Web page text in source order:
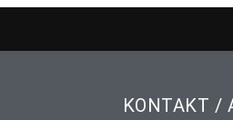
KONTAKT /